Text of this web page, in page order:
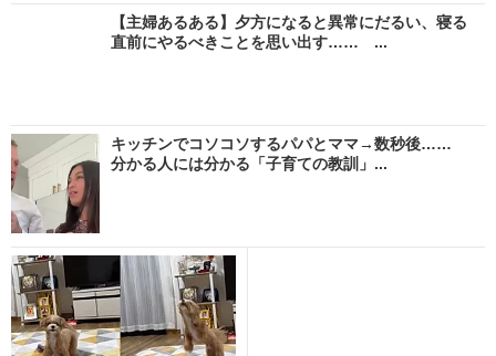
【主婦あるある】夕方になると異常にだるい、寝る
直前にやるべきことを思い出す…… ...
キッチンでコソコソするパパとママ→数秒後……
分かる人には分かる「子育ての教訓」...